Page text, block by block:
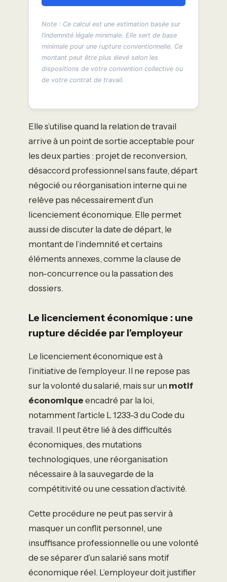
Note : Ce calcul est une estimation basée sur
l’indemnité légale minimale. Elle sert de base
minimale pour une rupture conventionnelle. Ce
montant peut être plus élevé selon les
dispositions de votre convention collective ou
de votre contrat de travail.
Elle s’utilise quand la relation de travail
arrive à un point de sortie acceptable pour
les deux parties : projet de reconversion,
désaccord professionnel sans faute, départ
négocié ou réorganisation interne qui ne
relève pas nécessairement d’un
licenciement économique. Elle permet
aussi de discuter la date de départ, le
montant de l’indemnité et certains
éléments annexes, comme la clause de
non-concurrence ou la passation des
dossiers.
Le licenciement économique : une
rupture décidée par l’employeur
Le licenciement économique est à
l’initiative de l’employeur. Il ne repose pas
sur la volonté du salarié, mais sur un motif
économique encadré par la loi,
notamment l’article L 1233-3 du Code du
travail. Il peut être lié à des difficultés
économiques, des mutations
technologiques, une réorganisation
nécessaire à la sauvegarde de la
compétitivité ou une cessation d’activité.
Cette procédure ne peut pas servir à
masquer un conflit personnel, une
insuffisance professionnelle ou une volonté
de se séparer d’un salarié sans motif
économique réel. L’employeur doit justifier